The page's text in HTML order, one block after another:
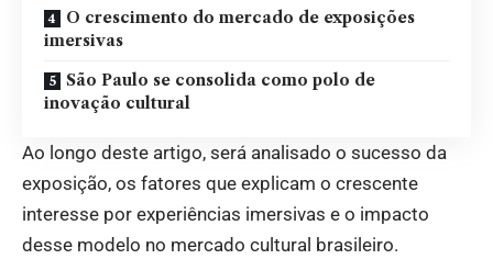
O crescimento do mercado de exposições
imersivas
São Paulo se consolida como polo de
inovação cultural
Ao longo deste artigo, será analisado o sucesso da
exposição, os fatores que explicam o crescente
interesse por experiências imersivas e o impacto
desse modelo no mercado cultural brasileiro.